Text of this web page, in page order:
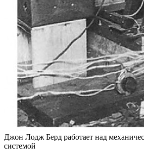
Джон Лодж Берд работает над
системой